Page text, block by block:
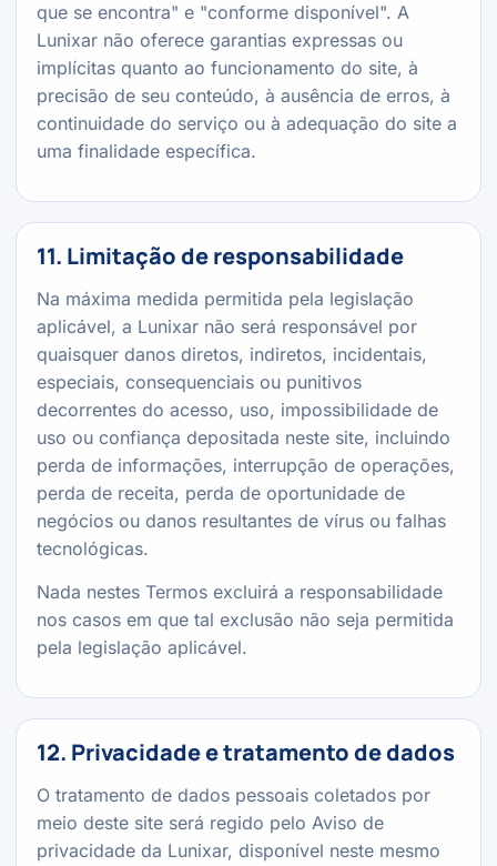
que se encontra" e "conforme disponível". A
Lunixar não oferece garantias expressas ou
implícitas quanto ao funcionamento do site, à
precisão de seu conteúdo, à ausência de erros, à
continuidade do serviço ou à adequação do site a
uma finalidade específica.
11. Limitação de responsabilidade
Na máxima medida permitida pela legislação
aplicável, a Lunixar não será responsável por
quaisquer danos diretos, indiretos, incidentais,
especiais, consequenciais ou punitivos
decorrentes do acesso, uso, impossibilidade de
uso ou confiança depositada neste site, incluindo
perda de informações, interrupção de operações,
perda de receita, perda de oportunidade de
negócios ou danos resultantes de vírus ou falhas
tecnológicas.
Nada nestes Termos excluirá a responsabilidade
nos casos em que tal exclusão não seja permitida
pela legislação aplicável.
12. Privacidade e tratamento de dados
O tratamento de dados pessoais coletados por
meio deste site será regido pelo Aviso de
privacidade da Lunixar, disponível neste mesmo